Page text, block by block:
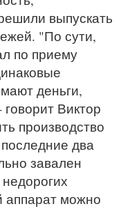
выпускать
"По сути,
по приему
деньги,
Виктор
производство
два
завален
аппарат можно